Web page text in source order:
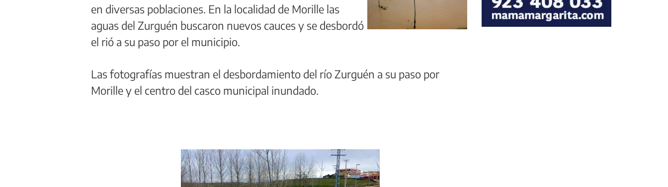
en diversas poblaciones. En la localidad de Morille las
aguas del Zurguén buscaron nuevos cauces y se desbordó
el rió a su paso por el municipio.
Las fotografías muestran el desbordamiento del río Zurguén a su paso por
Morille y el centro del casco municipal inundado.